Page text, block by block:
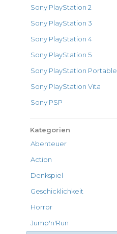
Sony PlayStation 2
Sony PlayStation 3
Sony PlayStation 4
Sony PlayStation 5
Sony PlayStation Portable
Sony PlayStation Vita
Sony PSP
Kategorien
Abenteuer
Action
Denkspiel
Geschicklichkeit
Horror
Jump'n'Run